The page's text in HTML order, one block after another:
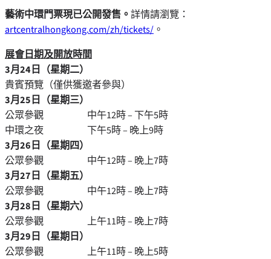
藝術中環門票現已公開發售。詳情請瀏覽：
artcentralhongkong.com/zh/tickets/ 。
展會日期及開放時間
3月24日（星期二）
貴賓預覽（僅供獲邀者參與）
3月25日（星期三）
公眾參觀 中午12時 – 下午5時
中環之夜 下午5時 – 晚上9時
3月26日（星期四）
公眾參觀 中午12時 – 晚上7時
3月27日（星期五）
公眾參觀 中午12時 – 晚上7時
3月28日（星期六）
公眾參觀 上午11時 – 晚上7時
3月29日（星期日）
公眾參觀 上午11時 – 晚上5時